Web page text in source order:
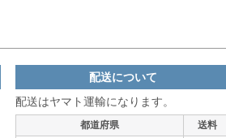
配送について
配送はヤマト運輸になります。
都道府県
送料